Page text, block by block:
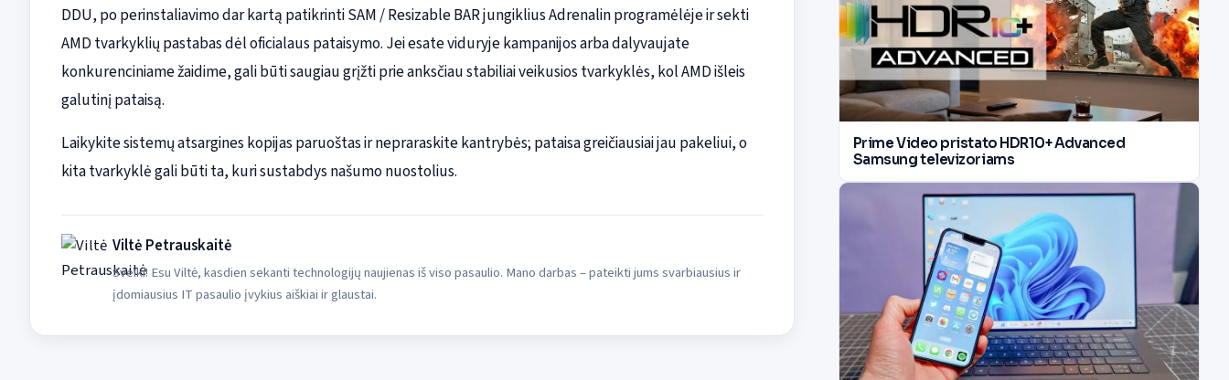
DDU, po perinstaliavimo dar kartą patikrinti SAM / Resizable BAR jungiklius Adrenalin programėlėje ir sekti
AMD tvarkyklių pastabas dėl oficialaus pataisymo. Jei esate viduryje kampanijos arba dalyvaujate
konkurenciniame žaidime, gali būti saugiau grįžti prie anksčiau stabiliai veikusios tvarkyklės, kol AMD išleis
galutinį pataisą.
Laikykite sistemų atsargines kopijas paruoštas ir nepraraskite kantrybės; pataisa greičiausiai jau pakeliui, o
kita tvarkyklė gali būti ta, kuri sustabdys našumo nuostolius.
Viltė Petrauskaitė
Sveiki! Esu Viltė, kasdien sekanti technologijų naujienas iš viso pasaulio. Mano darbas – pateikti jums svarbiausius ir
įdomiausius IT pasaulio įvykius aiškiai ir glaustai.
Prime Video pristato HDR10+ Advanced
Samsung televizoriams